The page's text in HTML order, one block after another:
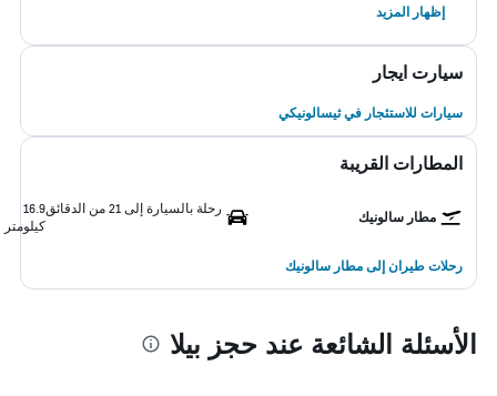
إظهار المزيد
سيارت ايجار
سيارات للاستئجار في ثيسالونيكي
المطارات القريبة
مطار سالونيك
رحلة بالسيارة إلى 21 من الدقائق
16.9
كيلومتر
رحلات طيران إلى مطار سالونيك
الأسئلة الشائعة عند حجز بيلا